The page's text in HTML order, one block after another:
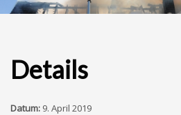
Details
Datum: 9. April 2019